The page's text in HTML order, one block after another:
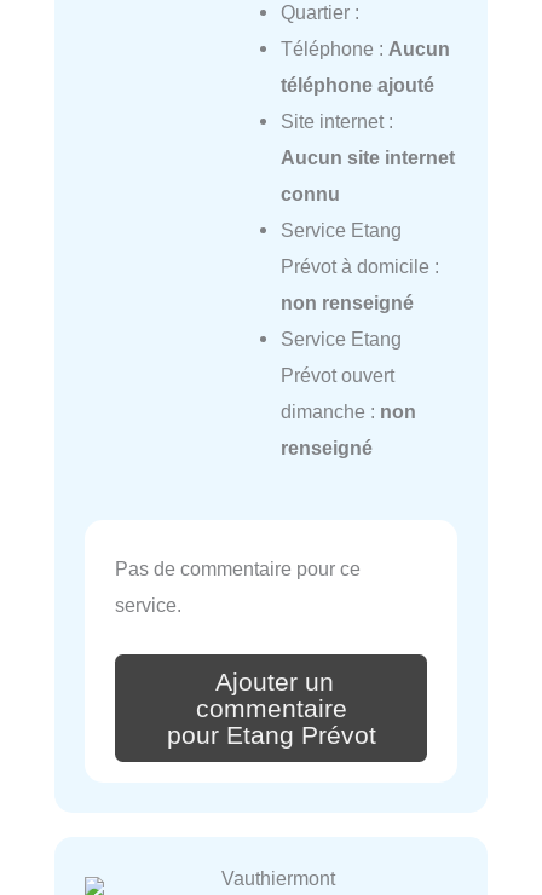
Quartier :
Téléphone : Aucun
téléphone ajouté
Site internet :
Aucun site internet
connu
Service Etang
Prévot à domicile :
non renseigné
Service Etang
Prévot ouvert
dimanche : non
renseigné
Pas de commentaire pour ce
service.
Ajouter un
commentaire
pour Etang Prévot
Vauthiermont